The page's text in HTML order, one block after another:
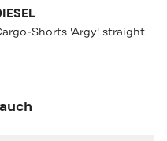
Shorts 'Argy' straight